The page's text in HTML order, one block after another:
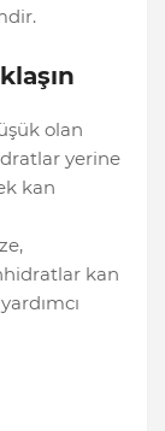
olan
yerine
kan
kan